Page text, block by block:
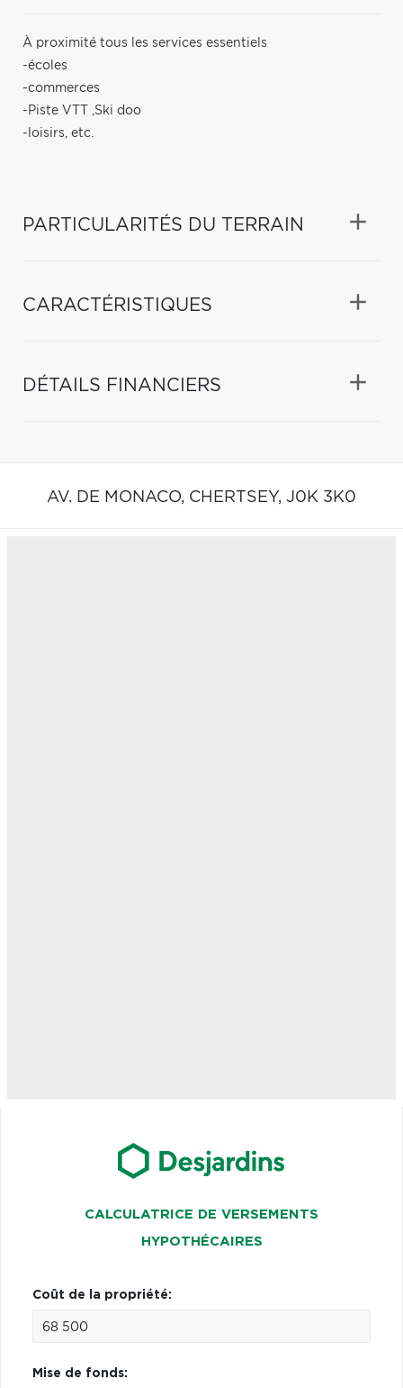
À proximité tous les services essentiels
-écoles
-commerces
-Piste VTT ,Ski doo
-loisirs, etc.
PARTICULARITÉS DU TERRAIN
CARACTÉRISTIQUES
DÉTAILS FINANCIERS
AV. DE MONACO, CHERTSEY, J0K 3K0
CALCULATRICE DE VERSEMENTS
HYPOTHÉCAIRES
Coût de la propriété:
Mise de fonds: